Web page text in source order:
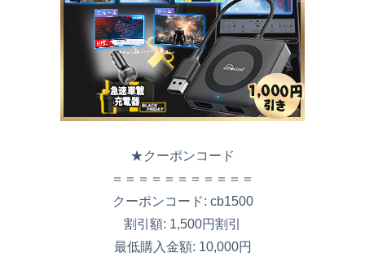
★クーポンコード
＝＝＝＝＝＝＝＝＝＝＝
クーポンコード: cb1500
割引額: 1,500円割引
最低購入金額: 10,000円